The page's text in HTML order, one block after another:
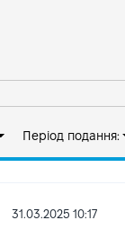
Період подання:
31.03.2025 10:17